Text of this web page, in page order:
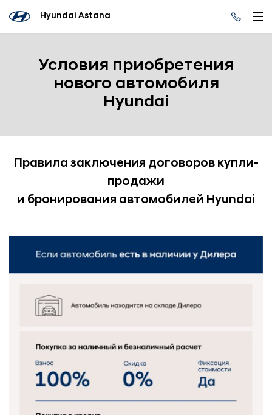
Hyundai Astana
Условия приобретения
нового автомобиля
Hyundai
Правила заключения договоров купли-
продажи
и бронирования автомобилей Hyundai